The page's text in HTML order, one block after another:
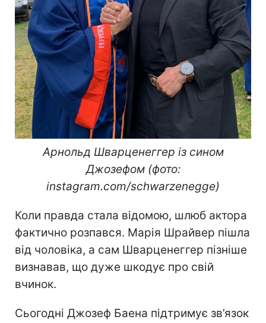
Арнольд Шварценеггер із сином
Джозефом (фото:
instagram.com/schwarzenegge)
Коли правда стала відомою, шлюб актора
фактично розпався. Марія Шрайвер пішла
від чоловіка, а сам Шварценеггер пізніше
визнавав, що дуже шкодує про свій
вчинок.
Сьогодні Джозеф Баена підтримує зв’язок